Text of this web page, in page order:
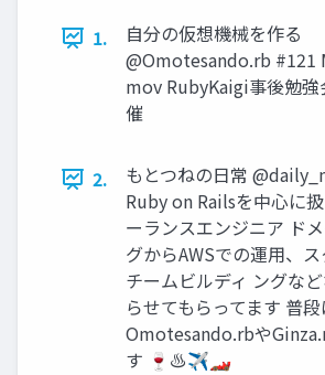
1.
自分の仮想機械を作る
@Omotesando.rb #121
mov RubyKaigi事後勉強
催
2.
もとつねの日常
Ruby on Railsを中心に
ーランスエンジニア ド
グからAWSでの運用、
チームビルディ ングな
らせてもらってます 普段
Omotesando.rbや
す 🍷♨✈🏎